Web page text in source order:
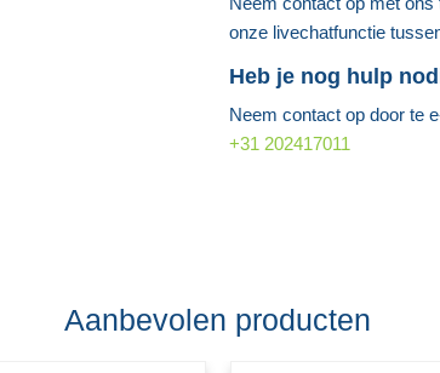
onze livechatfunctie
Heb je nog hulp
Neem contact op door te
+31 202417011
Aanbevolen producten